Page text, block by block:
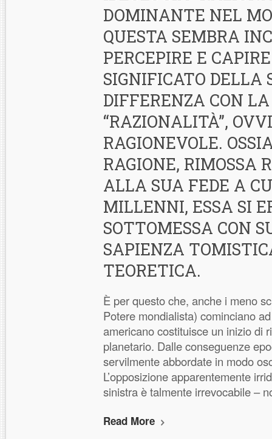
DOMINANTE NEL
QUESTA SEMBRA
PERCEPIRE E
SIGNIFICATO DELLA
DIFFERENZA CON LA
“RAZIONALITÀ”,
RAGIONEVOLE.
RAGIONE, RIMOSSA
ALLA SUA FEDE A
MILLENNI, ESSA SI
SOTTOMESSA CON
SAPIENZA
TEORETICA.
È per questo che, anche i meno
Potere mondialista) cominciano
americano costituisce un inizio di
planetario. Dalle conseguenze
servilmente abbordate in modo
L’opposizione apparentemente
sinistra è talmente irrevocabile –
Read More